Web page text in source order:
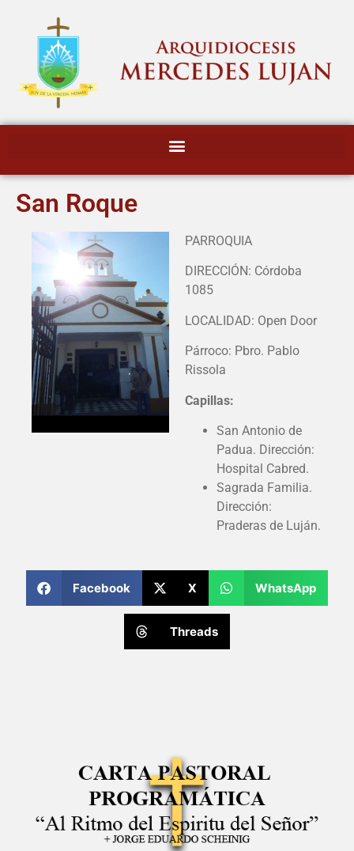
San Roque
PARROQUIA
DIRECCIÓN: Córdoba
1085
LOCALIDAD: Open Door
Párroco: Pbro. Pablo
Rissola
Capillas:
San Antonio de
Padua. Dirección:
Hospital Cabred.
Sagrada Familia.
Dirección:
Praderas de Luján.
Facebook X WhatsApp
Threads